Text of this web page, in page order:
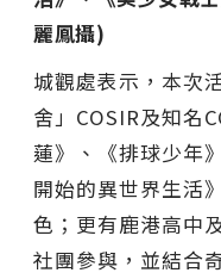
麗鳳攝)
城觀處表示，本次
舍」COSIR及知名
蓮》、《排球少年
開始的異世界生活
色；更有鹿港高中
社團參與，並結合